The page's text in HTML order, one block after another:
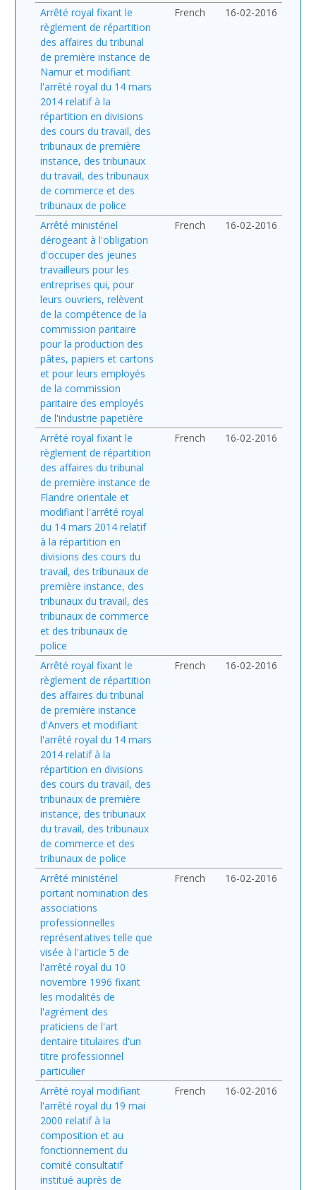
Arrêté royal fixant le
règlement de répartition
des affaires du tribunal
de première instance de
Namur et modifiant
l'arrêté royal du 14 mars
2014 relatif à la
répartition en divisions
des cours du travail, des
tribunaux de première
instance, des tribunaux
du travail, des tribunaux
de commerce et des
tribunaux de police
French 16-02-2016
Arrêté ministériel
dérogeant à l'obligation
d'occuper des jeunes
travailleurs pour les
entreprises qui, pour
leurs ouvriers, relèvent
de la compétence de la
commission paritaire
pour la production des
pâtes, papiers et cartons
et pour leurs employés
de la commission
paritaire des employés
de l'industrie papetière
French 16-02-2016
Arrêté royal fixant le
règlement de répartition
des affaires du tribunal
de première instance de
Flandre orientale et
modifiant l'arrêté royal
du 14 mars 2014 relatif
à la répartition en
divisions des cours du
travail, des tribunaux de
première instance, des
tribunaux du travail, des
tribunaux de commerce
et des tribunaux de
police
French 16-02-2016
Arrêté royal fixant le
règlement de répartition
des affaires du tribunal
de première instance
d'Anvers et modifiant
l'arrêté royal du 14 mars
2014 relatif à la
répartition en divisions
des cours du travail, des
tribunaux de première
instance, des tribunaux
du travail, des tribunaux
de commerce et des
tribunaux de police
French 16-02-2016
Arrêté ministériel
portant nomination des
associations
professionnelles
représentatives telle que
visée à l'article 5 de
l'arrêté royal du 10
novembre 1996 fixant
les modalités de
l'agrément des
praticiens de l'art
dentaire titulaires d'un
titre professionnel
particulier
French 16-02-2016
Arrêté royal modifiant
l'arrêté royal du 19 mai
2000 relatif à la
composition et au
fonctionnement du
comité consultatif
institué auprès de
French 16-02-2016